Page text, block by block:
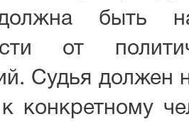
должна быть
от
Судья должен
конкретному